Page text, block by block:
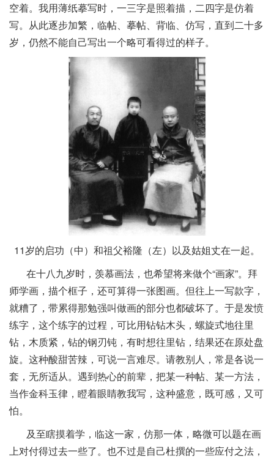
空着。我用薄纸摹写时，一三字是照着描，二四字是仿着
写。从此逐步加繁，临帖、摹帖、背临、仿写，直到二十多
岁，仍然不能自己写出一个略可看得过的样子。
11岁的启功（中）和祖父裕隆（左）以及姑姐丈在一起。
在十八九岁时，羡慕画法，也希望将来做个“画家”。拜
师学画，描个框子，还可算得一张图画。但往上一写款字，
就糟了，带累得那勉强叫做画的部分也都破坏了。于是发愤
练字，这个练字的过程，可比用钻钻木头，螺旋式地往里
钻，木质紧，钻的钢刃钝，有时想往里钻，结果还在原处盘
旋。这种酸甜苦辣，可说一言难尽。请教别人，常是各说一
套，无所适从。遇到热心的前辈，把某一种帖、某一方法，
当作金科玉律，瞪着眼睛教我写，这种盛意，既可感，又可
怕。
及至瞎摸着学，临这一家，仿那一体，略微可以题在画
上对付得过去一些了。也不过是自己杜撰的一些应付之法，